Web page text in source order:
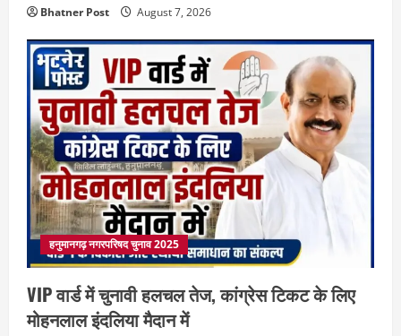
Bhatner Post August 7, 2026
हनुमानगढ़ नगरपरिषद चुनाव 2025
VIP वार्ड में चुनावी हलचल तेज, कांग्रेस टिकट के लिए
मोहनलाल इंदलिया मैदान में